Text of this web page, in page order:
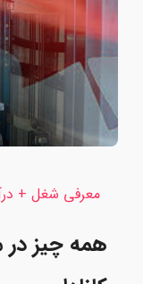
معرفی شغل +
همه چیز در